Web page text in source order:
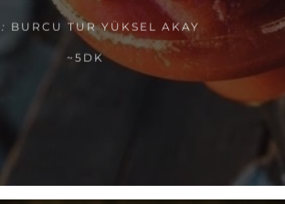
BURCU TUR YÜKSEL AKAY
~5DK